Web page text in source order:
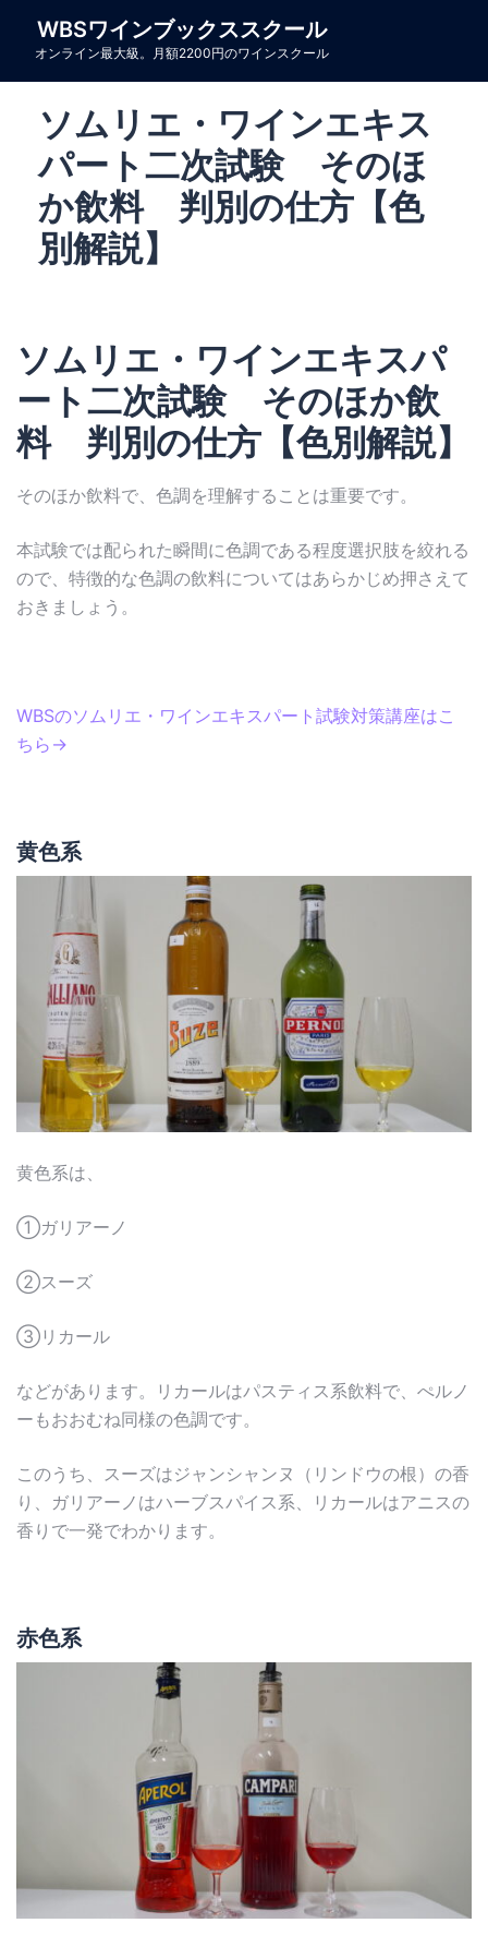
WBSワインブックススクール
オンライン最大級。月額2200円のワインスクール
ソムリエ・ワインエキス
パート二次試験 そのほ
か飲料 判別の仕方【色
別解説】
ソムリエ・ワインエキスパ
ート二次試験 そのほか飲
料 判別の仕方【色別解説】
そのほか飲料で、色調を理解することは重要です。
本試験では配られた瞬間に色調である程度選択肢を絞れる
ので、特徴的な色調の飲料についてはあらかじめ押さえて
おきましょう。
WBSのソムリエ・ワインエキスパート試験対策講座はこ
ちら→
黄色系
黄色系は、
①ガリアーノ
②スーズ
③リカール
などがあります。リカールはパスティス系飲料で、ぺルノ
ーもおおむね同様の色調です。
このうち、スーズはジャンシャンヌ（リンドウの根）の香
り、ガリアーノはハーブスパイス系、リカールはアニスの
香りで一発でわかります。
赤色系